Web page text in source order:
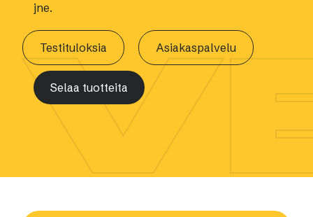
jne.
Testituloksia Asiakaspalvelu
Selaa tuotteita